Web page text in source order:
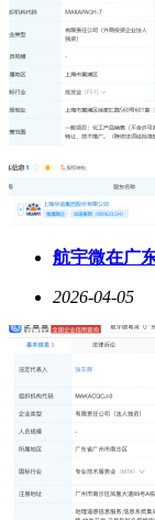
航宇微在广
2026-04-05